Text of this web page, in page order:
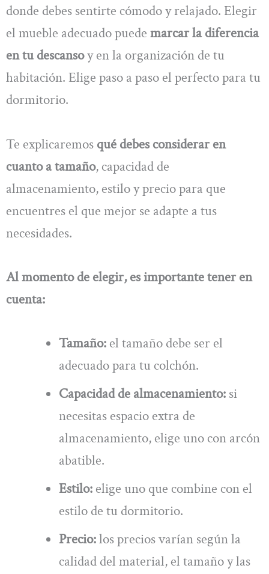
donde debes sentirte cómodo y relajado. Elegir
el mueble adecuado puede marcar la diferencia
en tu descansoy en la organización de tu
habitación. Elige paso a paso el perfecto para tu
dormitorio.
Te explicaremos qué debes considerar en
cuanto a tamaño, capacidad de
almacenamiento, estilo y precio para que
encuentres el que mejor se adapte a tus
necesidades.
Al momento de elegir, es importante tener en
cuenta:
Tamaño: el tamaño debe ser el
adecuado para tu colchón.
Capacidad de almacenamiento: si
necesitas espacio extra de
almacenamiento, elige uno con arcón
abatible.
Estilo: elige uno que combine con el
estilo de tu dormitorio.
Precio:los precios varían según la
calidad del material, el tamaño y las